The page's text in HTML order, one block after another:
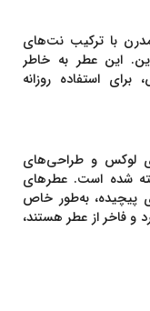
با ترکیب نت‌های
این عطر به خاطر
استفاده روزانه
لوکس و طراحی‌های
شده است. عطرهای
پیچیده، به‌طور خاص
و فاخر از عطر هستند،